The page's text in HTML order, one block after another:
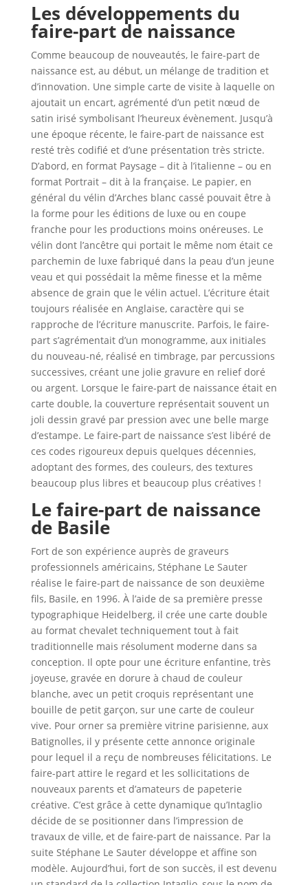
Les développements du
faire-part de naissance
Comme beaucoup de nouveautés, le faire-part de
naissance est, au début, un mélange de tradition et
d’innovation. Une simple carte de visite à laquelle on
ajoutait un encart, agrémenté d’un petit nœud de
satin irisé symbolisant l’heureux évènement. Jusqu’à
une époque récente, le faire-part de naissance est
resté très codifié et d’une présentation très stricte.
D’abord, en format Paysage – dit à l’italienne – ou en
format Portrait – dit à la française. Le papier, en
général du vélin d’Arches blanc cassé pouvait être à
la forme pour les éditions de luxe ou en coupe
franche pour les productions moins onéreuses. Le
vélin dont l’ancêtre qui portait le même nom était ce
parchemin de luxe fabriqué dans la peau d’un jeune
veau et qui possédait la même finesse et la même
absence de grain que le vélin actuel. L’écriture était
toujours réalisée en Anglaise, caractère qui se
rapproche de l’écriture manuscrite. Parfois, le faire-
part s’agrémentait d’un monogramme, aux initiales
du nouveau-né, réalisé en timbrage, par percussions
successives, créant une jolie gravure en relief doré
ou argent. Lorsque le faire-part de naissance était en
carte double, la couverture représentait souvent un
joli dessin gravé par pression avec une belle marge
d’estampe. Le faire-part de naissance s’est libéré de
ces codes rigoureux depuis quelques décennies,
adoptant des formes, des couleurs, des textures
beaucoup plus libres et beaucoup plus créatives !
Le faire-part de naissance
de Basile
Fort de son expérience auprès de graveurs
professionnels américains, Stéphane Le Sauter
réalise le faire-part de naissance de son deuxième
fils, Basile, en 1996. À l’aide de sa première presse
typographique Heidelberg, il crée une carte double
au format chevalet techniquement tout à fait
traditionnelle mais résolument moderne dans sa
conception. Il opte pour une écriture enfantine, très
joyeuse, gravée en dorure à chaud de couleur
blanche, avec un petit croquis représentant une
bouille de petit garçon, sur une carte de couleur
vive. Pour orner sa première vitrine parisienne, aux
Batignolles, il y présente cette annonce originale
pour lequel il a reçu de nombreuses félicitations. Le
faire-part attire le regard et les sollicitations de
nouveaux parents et d’amateurs de papeterie
créative. C’est grâce à cette dynamique qu’Intaglio
décide de se positionner dans l’impression de
travaux de ville, et de faire-part de naissance. Par la
suite Stéphane Le Sauter développe et affine son
modèle. Aujourd’hui, fort de son succès, il est devenu